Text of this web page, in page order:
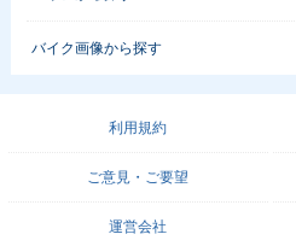
バイク画像から探す
利用規約
ご意見・ご要望
運営会社